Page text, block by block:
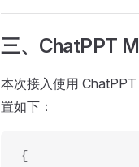
三、ChatPPT
本次接入使用
置如下：
{